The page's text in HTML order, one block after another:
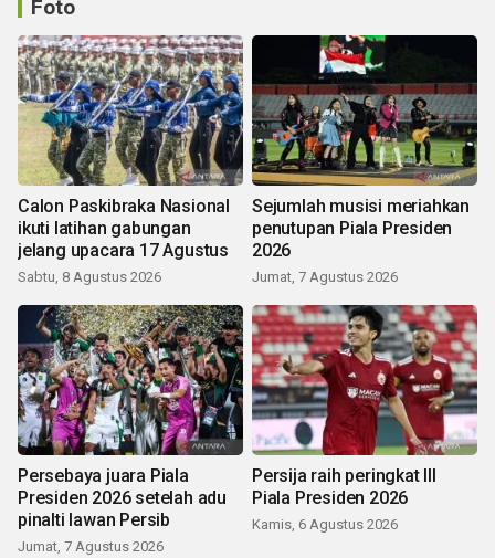
Foto
Calon Paskibraka Nasional
ikuti latihan gabungan
jelang upacara 17 Agustus
Sabtu, 8 Agustus 2026
Sejumlah musisi meriahkan
penutupan Piala Presiden
2026
Jumat, 7 Agustus 2026
Persebaya juara Piala
Presiden 2026 setelah adu
pinalti lawan Persib
Jumat, 7 Agustus 2026
Persija raih peringkat III
Piala Presiden 2026
Kamis, 6 Agustus 2026